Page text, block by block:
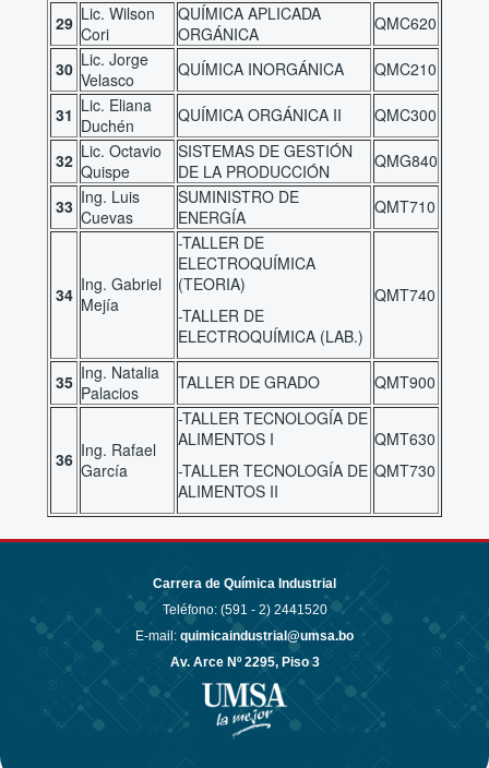
29 Lic. Wilson
Cori
QUÍMICA APLICADA
ORGÁNICA
QMC620
30 Lic. Jorge
Velasco
QUÍMICA INORGÁNICA QMC210
31 Lic. Eliana
Duchén
QUÍMICA ORGÁNICA II QMC300
32 Lic. Octavio
Quispe
SISTEMAS DE GESTIÓN
DE LA PRODUCCIÓN
QMG840
33 Ing. Luis
Cuevas
SUMINISTRO DE
ENERGÍA
QMT710
34 Ing. Gabriel
Mejía
-TALLER DE
ELECTROQUÍMICA
(TEORIA)
-TALLER DE
ELECTROQUÍMICA (LAB.)
QMT740
35 Ing. Natalia
Palacios
TALLER DE GRADO QMT900
36 Ing. Rafael
García
-TALLER TECNOLOGÍA DE
ALIMENTOS I
-TALLER TECNOLOGÍA DE
ALIMENTOS II
QMT630
QMT730
Carrera de Química Industrial
Teléfono: (591 - 2) 2441520
E-mail: quimicaindustrial@umsa.bo
Av. Arce Nº 2295, Piso 3